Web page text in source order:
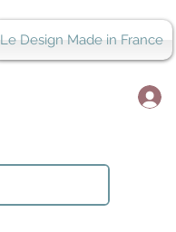
Le Design Made in France